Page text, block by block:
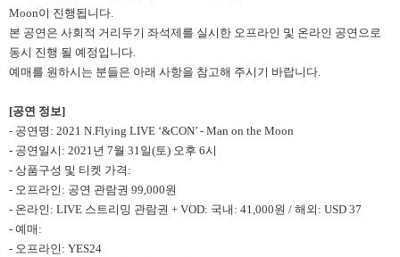
Moon이 진행됩니다.
본 공연은 사회적 거리두기 좌석제를 실시한 오프라인 및 온라인 공연으로
동시 진행 될 예정입니다.
예매를 원하시는 분들은 아래 사항을 참고해 주시기 바랍니다.
[공연 정보]
- 공연명: 2021 N.Flying LIVE ‘&CON’ - Man on the Moon
- 공연일시: 2021년 7월 31일(토) 오후 6시
- 상품구성 및 티켓 가격:
- 오프라인: 공연 관람권 99,000원
- 온라인: LIVE 스트리밍 관람권 + VOD: 국내: 41,000원 / 해외: USD 37
- 예매:
- 오프라인: YES24